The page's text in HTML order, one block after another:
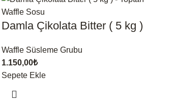
Damla Çikolata Bitter ( 5 kg )
Waffle Süsleme Grubu
1.150,00₺
Sepete Ekle